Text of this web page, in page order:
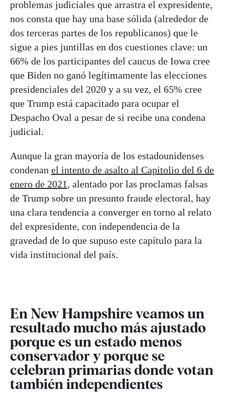
problemas judiciales que arrastra el expresidente,
nos consta que hay una base sólida (alrededor de
dos terceras partes de los republicanos) que le
sigue a pies juntillas en dos cuestiones clave: un
66% de los participantes del caucus de Iowa cree
que Biden no ganó legítimamente las elecciones
presidenciales del 2020 y a su vez, el 65% cree
que Trump está capacitado para ocupar el
Despacho Oval a pesar de si recibe una condena
judicial.
Aunque la gran mayoría de los estadounidenses
condenan el intento de asalto al Capitolio del 6 de
enero de 2021, alentado por las proclamas falsas
de Trump sobre un presunto fraude electoral, hay
una clara tendencia a converger en torno al relato
del expresidente, con independencia de la
gravedad de lo que supuso este capítulo para la
vida institucional del país.
En New Hampshire veamos un
resultado mucho más ajustado
porque es un estado menos
conservador y porque se
celebran primarias donde votan
también independientes